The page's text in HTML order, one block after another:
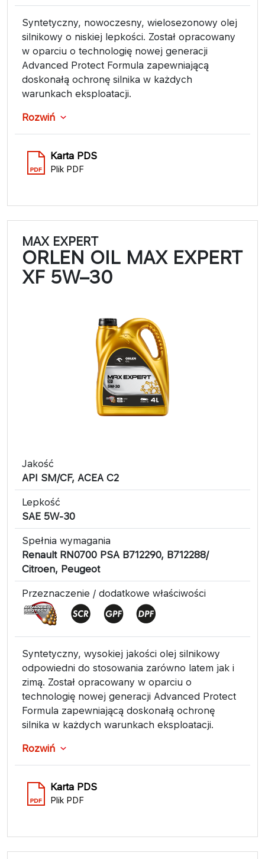
Syntetyczny, nowoczesny, wielosezonowy olej
silnikowy o niskiej lepkości. Został opracowany
w oparciu o technologię nowej generacji
Advanced Protect Formula zapewniającą
doskonałą ochronę silnika w każdych
warunkach eksploatacji.
Rozwiń
Karta PDS
Plik PDF
MAX EXPERT
ORLEN OIL MAX EXPERT
XF 5W–30
Jakość
API SM/CF, ACEA C2
Lepkość
SAE 5W-30
Spełnia wymagania
Renault RN0700 PSA B712290, B712288/
Citroen, Peugeot
Przeznaczenie / dodatkowe właściwości
Syntetyczny, wysokiej jakości olej silnikowy
odpowiedni do stosowania zarówno latem jak i
zimą. Został opracowany w oparciu o
technologię nowej generacji Advanced Protect
Formula zapewniającą doskonałą ochronę
silnika w każdych warunkach eksploatacji.
Rozwiń
Karta PDS
Plik PDF